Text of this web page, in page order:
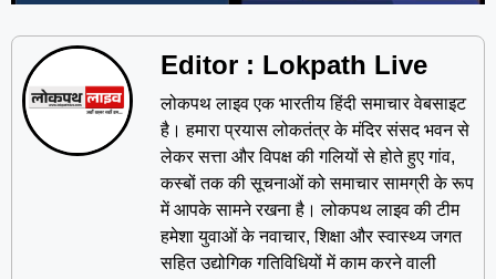
Editor : Lokpath Live
लोकपथ लाइव एक भारतीय हिंदी समाचार वेबसाइट
है। हमारा प्रयास लोकतंत्र के मंदिर संसद भवन से
लेकर सत्ता और विपक्ष की गलियों से होते हुए गांव,
कस्बों तक की सूचनाओं को समाचार सामग्री के रूप
में आपके सामने रखना है। लोकपथ लाइव की टीम
हमेशा युवाओं के नवाचार, शिक्षा और स्वास्थ्य जगत
सहित उद्योगिक गतिविधियों में काम करने वाली